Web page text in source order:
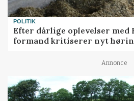
POLITIK
Efter dårlige oplevelser med
formand kritiserer nyt
Annonce